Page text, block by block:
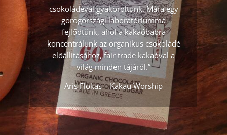
csokoládéval gyakoroltunk. Mára egy
görögországi laboratóriummá
fejlődtünk, ahol a kakaóbabra
koncentrálunk az organikus csokoládé
előállításához, fair trade kakaóval a
világ minden tájáról.”
Aris Flokas – Kakau Worship